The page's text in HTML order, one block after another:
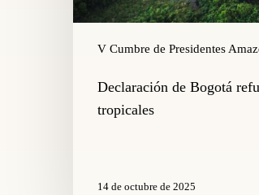
V Cumbre de Presidentes
Declaración de Bogotá
tropicales
14 de octubre de 2025